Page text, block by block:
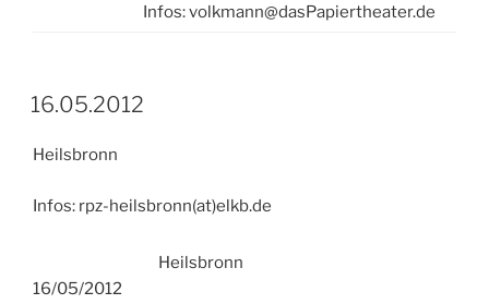
Infos: volkmann@dasPapiertheater.de
16.05.2012
Heilsbronn
Infos: rpz-heilsbronn(at)elkb.de
16/05/2012
Heilsbronn